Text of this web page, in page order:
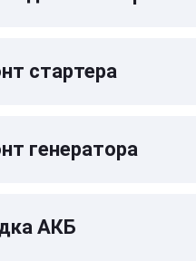
стартера
генератора
АКБ